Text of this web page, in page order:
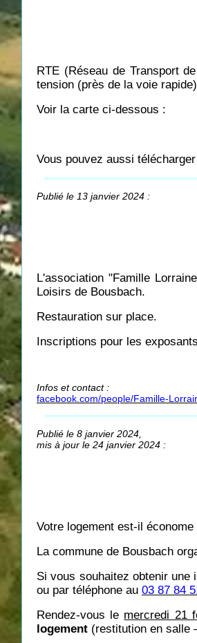
RTE (Réseau de Transport
tension (près de la voie
Voir la carte ci-dessous :
Vous pouvez aussi télécharger
Publié le 13 janvier 2024 :
L'association "Famille
Loisirs de Bousbach.
Restauration sur place.
Inscriptions pour les
Infos et contact :
facebook.com/people/Famille-
Publié le 8 janvier 2024,
mis à jour le 24 janvier 2024 :
Votre logement est-il
La commune de Bousbach
Si vous souhaitez obtenir une
ou par téléphone au 03 87 84
Rendez-vous le mercredi 21
logement (restitution en salle